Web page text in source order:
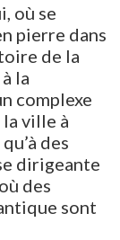
où se
pierre dans
de la
la
complexe
ville à
des
dirigeante
des
sont